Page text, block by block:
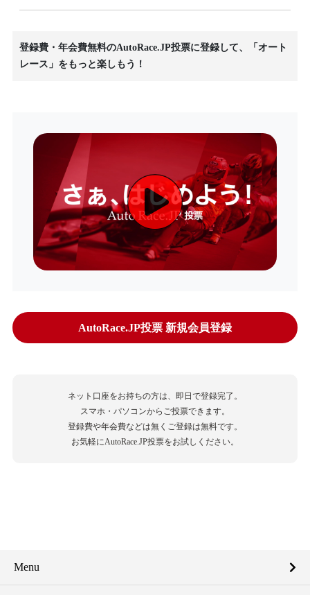
登録費・年会費無料のAutoRace.JP投票に登録して、「オート
レース」をもっと楽しもう！
AutoRace.JP投票 新規会員登録
ネット口座をお持ちの方は、即日で登録完了。
スマホ・パソコンからご投票できます。
登録費や年会費などは無くご登録は無料です。
お気軽にAutoRace.JP投票をお試しください。
Menu